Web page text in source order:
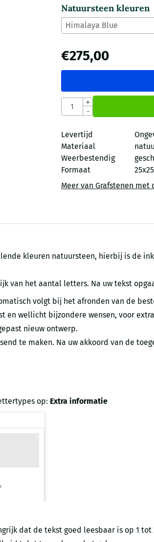
Natuursteen kleuren
€275,00
Aantal
+
-
Levertijd
Materiaal
Weerbestendig
Formaat
Meer van Grafstenen met
kleuren natuursteen, hierbij is de
van het aantal letters. Na uw tekst
volgt bij het afronden van de
en wellicht bijzondere wensen, voor
nieuw ontwerp.
te maken. Na uw akkoord van de
op: Extra informatie
dat de tekst goed leesbaar is op 1